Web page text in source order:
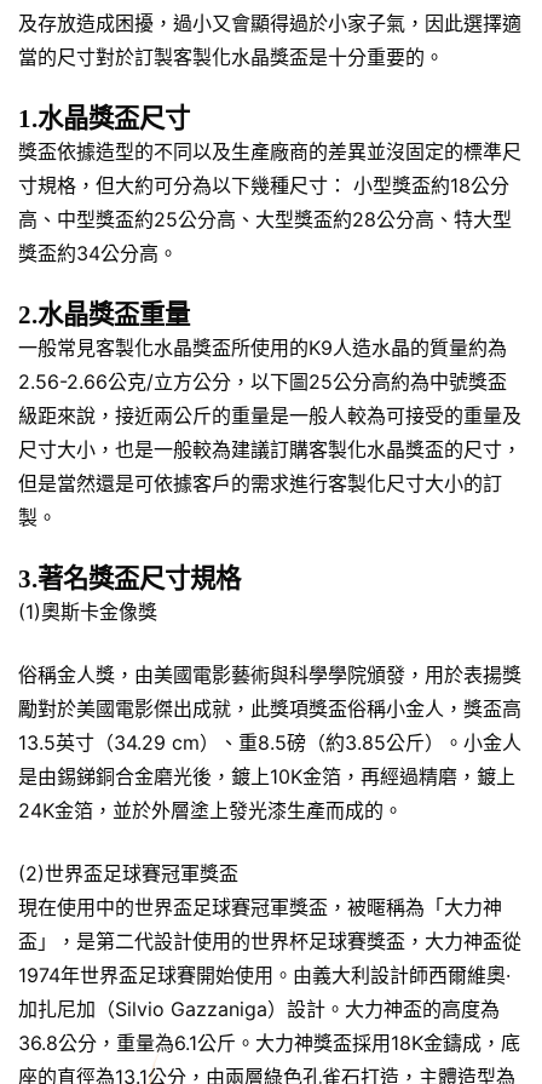
及存放造成困擾，過小又會顯得過於小家子氣，因此選擇適
當的尺寸對於訂製客製化水晶獎盃是十分重要的。
1.水晶獎盃尺寸
獎盃依據造型的不同以及生產廠商的差異並沒固定的標準尺
寸規格，但大約可分為以下幾種尺寸： 小型獎盃約18公分
高、中型獎盃約25公分高、大型獎盃約28公分高、特大型
獎盃約34公分高。
2.水晶獎盃重量
一般常見客製化水晶獎盃所使用的K9人造水晶的質量約為
2.56-2.66公克/立方公分，以下圖25公分高約為中號獎盃
級距來說，接近兩公斤的重量是一般人較為可接受的重量及
尺寸大小，也是一般較為建議訂購客製化水晶獎盃的尺寸，
但是當然還是可依據客戶的需求進行客製化尺寸大小的訂
製。
3.著名獎盃尺寸規格
(1)奧斯卡金像獎
俗稱金人獎，由美國電影藝術與科學學院頒發，用於表揚獎
勵對於美國電影傑出成就，此獎項獎盃俗稱小金人，獎盃高
13.5英寸（34.29 cm）、重8.5磅（約3.85公斤）。小金人
是由錫銻銅合金磨光後，鍍上10K金箔，再經過精磨，鍍上
24K金箔，並於外層塗上發光漆生產而成的。
(2)世界盃足球賽冠軍獎盃
現在使用中的世界盃足球賽冠軍獎盃，被暱稱為「大力神
盃」，是第二代設計使用的世界杯足球賽獎盃，大力神盃從
1974年世界盃足球賽開始使用。由義大利設計師西爾維奧·
加扎尼加（Silvio Gazzaniga）設計。大力神盃的高度為
36.8公分，重量為6.1公斤。大力神獎盃採用18K金鑄成，底
座的直徑為13.1公分，由兩層綠色孔雀石打造，主體造型為